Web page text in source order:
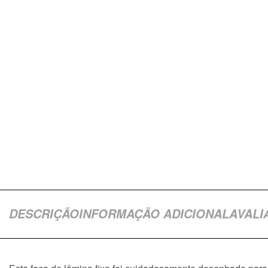
DESCRIÇÃOINFORMAÇÃO ADICIONAL